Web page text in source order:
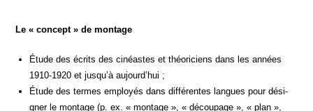
Le « concept » de montage
Étude des écrits des cinéastes et théo­ri­ciens dans les années
1910-1920 et jusqu’à aujourd’hui ;
Étude des termes employés dans dif­fé­rentes langues pour dési­
gner le mon­tage (p. ex. « mon­tage », « décou­page », « plan »,